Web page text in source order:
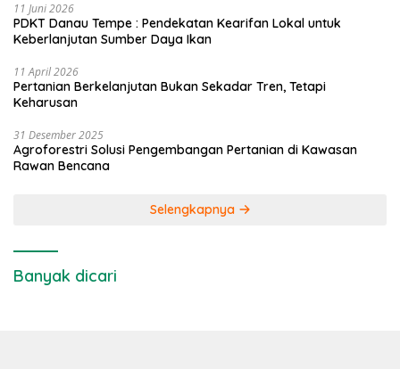
11 Juni 2026
PDKT Danau Tempe : Pendekatan Kearifan Lokal untuk
Keberlanjutan Sumber Daya Ikan
11 April 2026
Pertanian Berkelanjutan Bukan Sekadar Tren, Tetapi
Keharusan
31 Desember 2025
Agroforestri Solusi Pengembangan Pertanian di Kawasan
Rawan Bencana
Selengkapnya
Banyak dicari